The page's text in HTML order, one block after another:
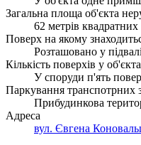
Загальна площа об'єкта
62 метрів квадратних
Поверх на якому
Розташовано у
Кількість поверхів у
У споруди п'ять
Паркування транспотрних
Прибудинкова
Адреса
вул. Євгена